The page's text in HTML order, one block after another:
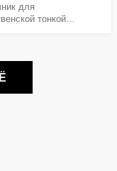
для
тонкой